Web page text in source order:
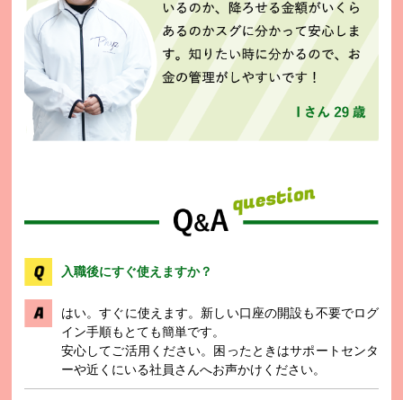
入職後にすぐ使えますか？
はい。すぐに使えます。新しい口座の開設も不要でログ
イン手順もとても簡単です。
安心してご活用ください。困ったときはサポートセンタ
ーや近くにいる社員さんへお声かけください。